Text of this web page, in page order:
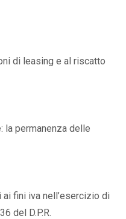
di leasing e al riscatto
la permanenza delle
fini iva nell’esercizio di
del D.P.R.